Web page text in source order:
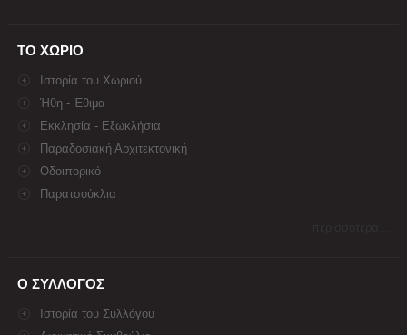
ΤΟ ΧΩΡΙΟ
Ιστορία του Χωριού
Ήθη - Έθιμα
Εκκλησία - Εξωκλήσια
Παραδοσιακή Αρχιτεκτονική
Οδοιπορικό
Παρατσούκλια
Ο ΣΥΛΛΟΓΟΣ
Ιστορία του Συλλόγου